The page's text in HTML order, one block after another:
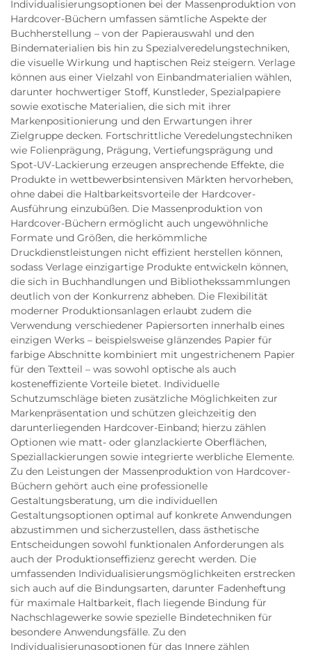
Individualisierungsoptionen bei der Massenproduktion von
Hardcover-Büchern umfassen sämtliche Aspekte der
Buchherstellung – von der Papierauswahl und den
Bindematerialien bis hin zu Spezialveredelungstechniken,
die visuelle Wirkung und haptischen Reiz steigern. Verlage
können aus einer Vielzahl von Einbandmaterialien wählen,
darunter hochwertiger Stoff, Kunstleder, Spezialpapiere
sowie exotische Materialien, die sich mit ihrer
Markenpositionierung und den Erwartungen ihrer
Zielgruppe decken. Fortschrittliche Veredelungstechniken
wie Folienprägung, Prägung, Vertiefungsprägung und
Spot-UV-Lackierung erzeugen ansprechende Effekte, die
Produkte in wettbewerbsintensiven Märkten hervorheben,
ohne dabei die Haltbarkeitsvorteile der Hardcover-
Ausführung einzubüßen. Die Massenproduktion von
Hardcover-Büchern ermöglicht auch ungewöhnliche
Formate und Größen, die herkömmliche
Druckdienstleistungen nicht effizient herstellen können,
sodass Verlage einzigartige Produkte entwickeln können,
die sich in Buchhandlungen und Bibliothekssammlungen
deutlich von der Konkurrenz abheben. Die Flexibilität
moderner Produktionsanlagen erlaubt zudem die
Verwendung verschiedener Papiersorten innerhalb eines
einzigen Werks – beispielsweise glänzendes Papier für
farbige Abschnitte kombiniert mit ungestrichenem Papier
für den Textteil – was sowohl optische als auch
kosteneffiziente Vorteile bietet. Individuelle
Schutzumschläge bieten zusätzliche Möglichkeiten zur
Markenpräsentation und schützen gleichzeitig den
darunterliegenden Hardcover-Einband; hierzu zählen
Optionen wie matt- oder glanzlackierte Oberflächen,
Speziallackierungen sowie integrierte werbliche Elemente.
Zu den Leistungen der Massenproduktion von Hardcover-
Büchern gehört auch eine professionelle
Gestaltungsberatung, um die individuellen
Gestaltungsoptionen optimal auf konkrete Anwendungen
abzustimmen und sicherzustellen, dass ästhetische
Entscheidungen sowohl funktionalen Anforderungen als
auch der Produktionseffizienz gerecht werden. Die
umfassenden Individualisierungsmöglichkeiten erstrecken
sich auch auf die Bindungsarten, darunter Fadenheftung
für maximale Haltbarkeit, flach liegende Bindung für
Nachschlagewerke sowie spezielle Bindetechniken für
besondere Anwendungsfälle. Zu den
Individualisierungsoptionen für das Innere zählen